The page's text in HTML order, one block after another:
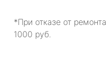
*При отказе от
1000 руб.